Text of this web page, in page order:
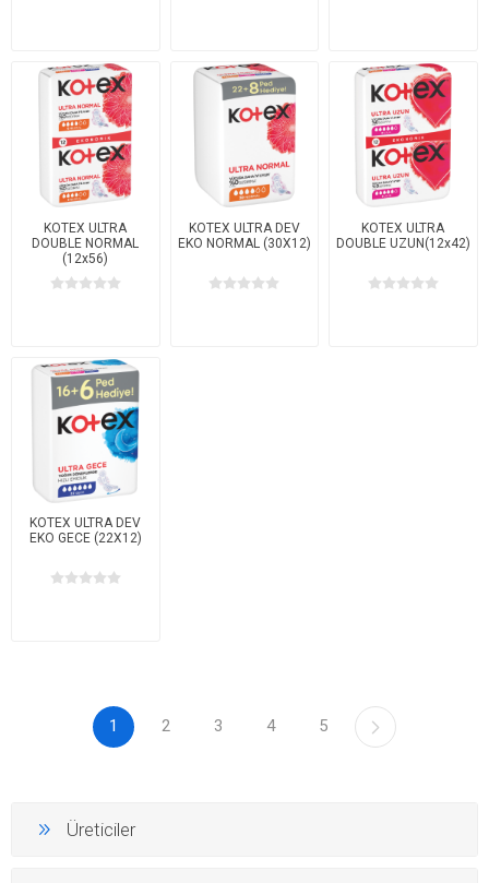
KOTEX ULTRA
DOUBLE NORMAL
(12x56)
KOTEX ULTRA DEV
EKO NORMAL (30X12)
KOTEX ULTRA
DOUBLE UZUN(12x42)
KOTEX ULTRA DEV
EKO GECE (22X12)
1 2 3 4 5
Üreticiler